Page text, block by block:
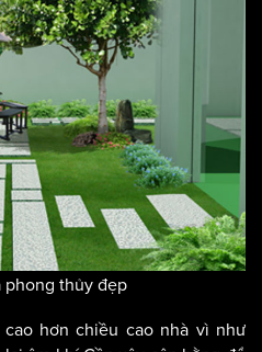
phong thủy đẹp
hơn chiều cao nhà vì như